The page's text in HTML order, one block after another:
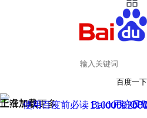
百度一下
正在加载
上滑加载更多 用户反
使用百度前必读 Baidu 京ICP
京公网安备